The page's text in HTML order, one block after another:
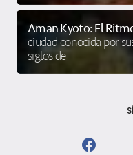
Aman Kyoto: El
ciudad conocida por
siglos de